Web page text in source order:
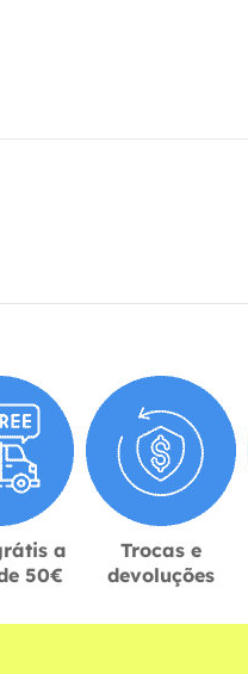
a
50€
Trocas e
devoluções